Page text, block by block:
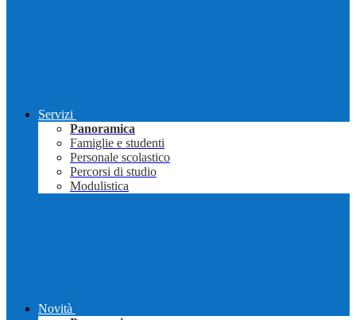
Servizi
Panoramica
Famiglie e studenti
Personale scolastico
Percorsi di studio
Modulistica
Novità